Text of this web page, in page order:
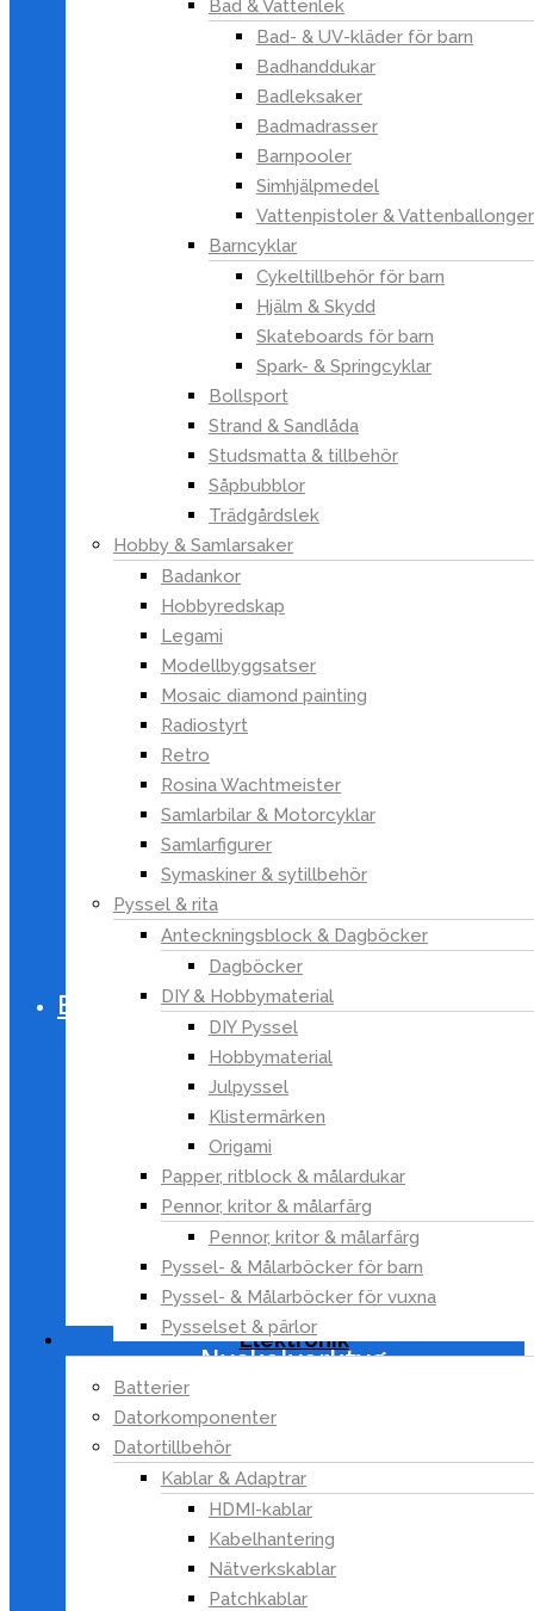
Bad & Vattenlek
Bad- & UV-kläder för barn
Badhanddukar
Badleksaker
Badmadrasser
Barnpooler
Simhjälpmedel
Vattenpistoler & Vattenballonger
Barncyklar
Cykeltillbehör för barn
Hjälm & Skydd
Skateboards för barn
Spark- & Springcyklar
Bollsport
Strand & Sandlåda
Studsmatta & tillbehör
Såpbubblor
Trädgårdslek
Hobby & Samlarsaker
Badankor
Hobbyredskap
Legami
Modellbyggsatser
Mosaic diamond painting
Radiostyrt
Retro
Rosina Wachtmeister
Samlarbilar & Motorcyklar
Samlarfigurer
Symaskiner & sytillbehör
Pyssel & rita
Anteckningsblock & Dagböcker
Dagböcker
DIY & Hobbymaterial
DIY Pyssel
Hobbymaterial
Julpyssel
Klistermärken
Origami
Papper, ritblock & målardukar
Pennor, kritor & målarfärg
Pennor, kritor & målarfärg
Pyssel- & Målarböcker för barn
Pyssel- & Målarböcker för vuxna
Pysselset & pärlor
Elektronik
Batterier
Datorkomponenter
Datortillbehör
Kablar & Adaptrar
HDMI-kablar
Kabelhantering
Nätverkskablar
Patchkablar
Julkläder
Ljus & Ljushållare
Konstväxter
Ampelväxter
Blommande växter
Blomstergirlanger
Gröna växter
Snittblommor
Träd
Lampor
Ljus & Ljusstakar
Doftljus & Doftpinnar
Gravljus & Marschaller
Lyktor & Ljusstakar
Långa ljus
Tändare & tändstickor
Värmeljus
Möbler
Småförvaring
Textil & Mattor
Kökstextiler
Mattor
Möbelöverdrag
Prydnadskuddar &
Kuddfodral
Badrumstextilier
Stolsdynor
Filtar & Plädar
Sängkläder & kuddar
Fårskinn & Fällar
Gardiner
Bygg
Kläder & Skydd
Mätinstrument
Vatten och sanitet
Verktyg
Bitssatser
Handverktyg
Hammare
Knivar
Nyckelverktyg
Spännverktyg
Tångverktyg
Hylsor & hylsverktyg
Multiverktyg
Mätverktyg
Skruvdragare & skruvautomater